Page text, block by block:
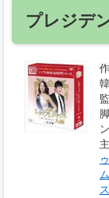
プレジデ
ス